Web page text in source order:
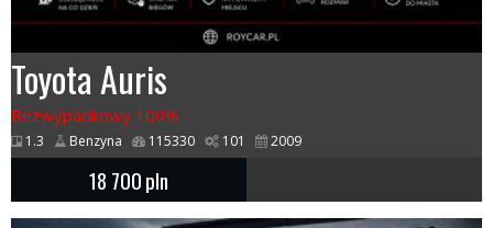
Toyota Auris
Bezwypadkowy 100%
1.3 Benzyna 115330 101 2009
18 700pln